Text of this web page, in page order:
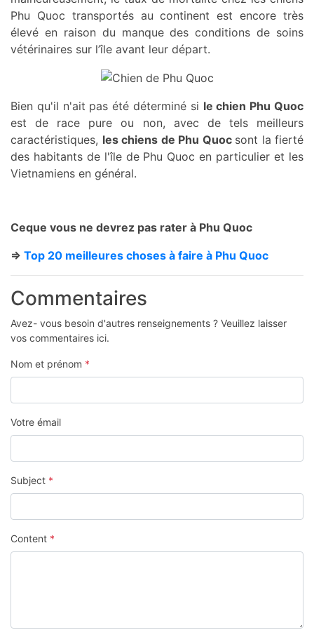
Phu Quoc transportés au continent est encore très
élevé en raison du manque des conditions de soins
vétérinaires sur l’île avant leur départ.
Bien qu'il n'ait pas été déterminé si le chien Phu Quoc
est de race pure ou non, avec de tels meilleurs
caractéristiques, les chiens de Phu Quoc sont la fierté
des habitants de l'île de Phu Quoc en particulier et les
Vietnamiens en général.
Ceque vous ne devrez pas rater à Phu Quoc
=> Top 20 meilleures choses à faire à Phu Quoc
Commentaires
Avez- vous besoin d'autres renseignements ? Veuillez laisser
vos commentaires ici.
Nom et prénom *
Votre émail
Subject *
Content *